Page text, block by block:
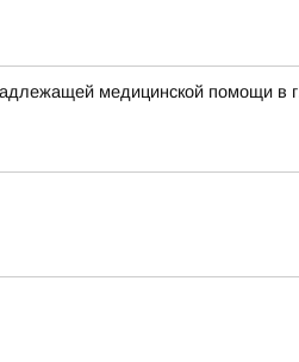
медицинской помощи в